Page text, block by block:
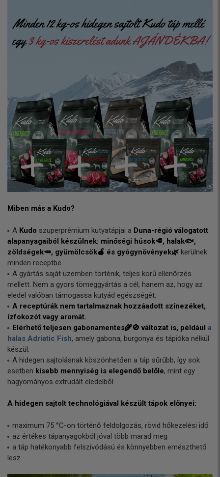
Miben más a Kudo?
A Kudo szuperprémium kutyatápjai a Duna-régió válogatott
alapanyagaiból készülnek: minőségi húsok🥩, halak🐟,
zöldségek🥕, gyümölcsök🍎 és gyógynövények🌿 kerülnek
minden receptbe
A gyártás saját üzemben történik, teljes körű ellenőrzés
mellett. Nem a gyors tömeggyártás a cél, hanem az, hogy az
eledel valóban támogassa kutyád egészségét.
A receptúrák nem tartalmaznak hozzáadott színezéket,
ízfokozót vagy aromát.
Elérhető teljesen gabonamentes🌾🚫 változat is, például a
halas Adriatic Fish, amely gabona, burgonya és tápióka nélkül
készül.
A hidegen sajtolásnak köszönhetően a táp sűrűbb, így sok
esetben kisebb mennyiség is elegendő belőle, mint egy
hagyományos extrudált eledelből.
A hidegen sajtolt technológiával készült tápok előnyei:
maximum 75 °C-on történő feldolgozás, rövid hőkezelési idő
az értékes tápanyagokból jóval több marad meg
a táp hatékonyabb felszívódású és könnyebben emészthető
lesz